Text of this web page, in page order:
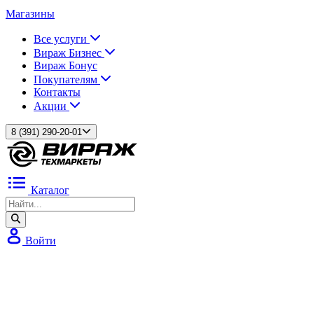
Магазины
Все услуги
Вираж Бизнес
Вираж Бонус
Покупателям
Контакты
Акции
8 (391) 290-20-01
Каталог
Войти